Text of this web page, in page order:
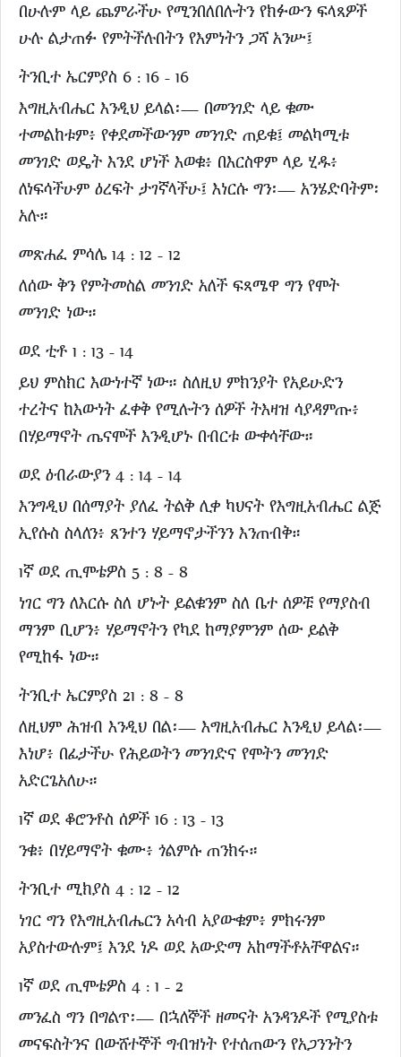
በሁሉም ላይ ጨምራችሁ የሚንበለበሉትን የክፉውን ፍላጻዎች
ሁሉ ልታጠፉ የምትችሉበትን የእምነትን ጋሻ አንሡ፤
ትንቢተ ኤርምያስ 6 : 16 - 16
እግዚአብሔር እንዲህ ይላል፡— በመንገድ ላይ ቁሙ
ተመልከቱም፥ የቀደመችውንም መንገድ ጠይቁ፤ መልካሚቱ
መንገድ ወዴት እንደ ሆነች እወቁ፥ በእርስዋም ላይ ሂዱ፥
ለነፍሳችሁም ዕረፍት ታገኛላችሁ፤ እነርሱ ግን፡— አንሄድባትም፡
አሉ።
መጽሐፈ ምሳሌ 14 : 12 - 12
ለሰው ቅን የምትመስል መንገድ አለች ፍጻሜዋ ግን የሞት
መንገድ ነው።
ወደ ቲቶ 1 : 13 - 14
ይህ ምስክር እውነተኛ ነው። ስለዚህ ምክንያት የአይሁድን
ተረትና ከእውነት ፈቀቅ የሚሉትን ሰዎች ትእዛዝ ሳያዳምጡ፥
በሃይማኖት ጤናሞች እንዲሆኑ በብርቱ ውቀሳቸው።
ወደ ዕብራውያን 4 : 14 - 14
እንግዲህ በሰማያት ያለፈ ትልቅ ሊቀ ካህናት የእግዚአብሔር ልጅ
ኢየሱስ ስላለን፥ ጸንተን ሃይማኖታችንን እንጠብቅ።
1ኛ ወደ ጢሞቴዎስ 5 : 8 - 8
ነገር ግን ለእርሱ ስለ ሆኑት ይልቁንም ስለ ቤተ ሰዎቹ የማያስብ
ማንም ቢሆን፥ ሃይማኖትን የካደ ከማያምንም ሰው ይልቅ
የሚከፋ ነው።
ትንቢተ ኤርምያስ 21 : 8 - 8
ለዚህም ሕዝብ እንዲህ በል፡— እግዚአብሔር እንዲህ ይላል፡—
እነሆ፥ በፊታችሁ የሕይወትን መንገድና የሞትን መንገድ
አድርጌአለሁ።
1ኛ ወደ ቆሮንቶስ ሰዎች 16 : 13 - 13
ንቁ፥ በሃይማኖት ቁሙ፥ ጎልምሱ ጠንክሩ።
ትንቢተ ሚክያስ 4 : 12 - 12
ነገር ግን የእግዚአብሔርን አሳብ አያውቁም፥ ምክሩንም
አያስተውሉም፤ እንደ ነዶ ወደ አውድማ አከማችቶአቸዋልና።
1ኛ ወደ ጢሞቴዎስ 4 : 1 - 2
መንፈስ ግን በግልጥ፡— በኋለኞች ዘመናት አንዳንዶች የሚያስቱ
መናፍስትንና በውሸተኞች ግብዝነት የተሰጠውን የአጋንንትን